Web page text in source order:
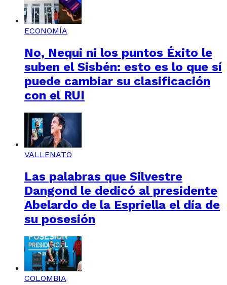
ECONOMÍA
No, Nequi ni los puntos Éxito le
suben el Sisbén: esto es lo que sí
puede cambiar su clasificación
con el RUI
VALLENATO
Las palabras que Silvestre
Dangond le dedicó al presidente
Abelardo de la Espriella el día de
su posesión
COLOMBIA